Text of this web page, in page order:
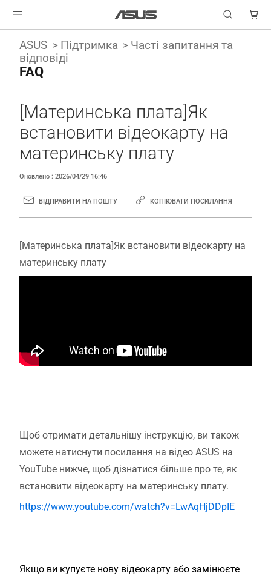
ASUS Підтримка
Часті запитання та
відповіді
FAQ
[Материнська плата]Як
встановити відеокарту на
материнську плату
Оновлено : 2026/04/29 16:46
ВІДПРАВИТИ НА ПОШТУ КОПІЮВАТИ ПОСИЛАННЯ
[Материнська плата]Як встановити відеокарту на
материнську плату
Щоб отримати детальнішу інструкцію, ви також
можете натиснути посилання на відео ASUS на
YouTube нижче, щоб дізнатися більше про те, як
встановити відеокарту на материнську плату.
https://www.youtube.com/watch?v=LwAqHjDDpIE
Якщо ви купуєте нову відеокарту або замінюєте